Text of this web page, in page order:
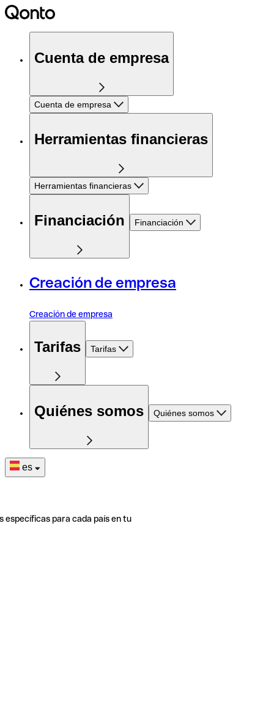
Cuenta de empresa
Cuenta de empresa
Herramientas financieras
Herramientas financieras
Financiación Financiación
Creación de empresa
Creación de empresa
Tarifas Tarifas
Quiénes somos Quiénes somos
es
específicas para cada país en tu